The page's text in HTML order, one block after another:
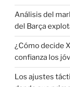
Análisis del
del Barça
¿Cómo decide
confianza los
Los ajustes